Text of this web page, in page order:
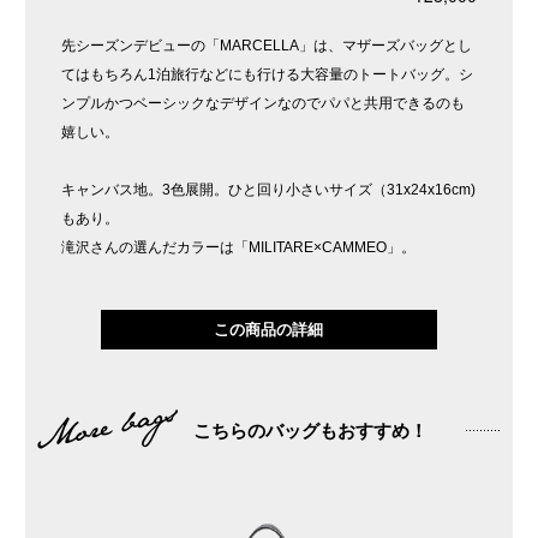
先シーズンデビューの「MARCELLA」は、マザーズバッグとし
てはもちろん1泊旅行などにも行ける大容量のトートバッグ。シ
ンプルかつベーシックなデザインなのでパパと共用できるのも
嬉しい。
キャンバス地。3色展開。ひと回り小さいサイズ（31x24x16cm)
もあり。
滝沢さんの選んだカラーは「MILITARE×CAMMEO」。
この商品の詳細
こちらのバッグもおすすめ！